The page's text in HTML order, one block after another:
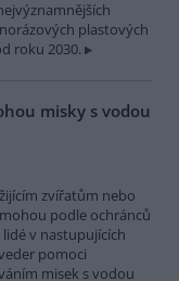
plastových
roku 2030.
misky s vodou
zvířatům nebo
podle ochránců
v nastupujících
pomoci
misek s vodou